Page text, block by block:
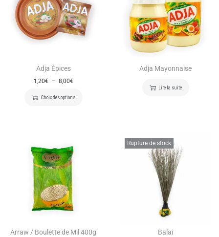
Adja Épices
1,20€ – 8,00€
Choix des options
Adja Mayonnaise
Lire la suite
Arraw / Boulette de Mil 400g
Rupture de stock
Balai